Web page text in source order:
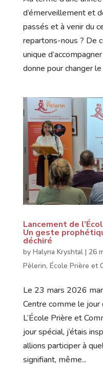
d’émerveillement et
passés et à venir du
repartons-nous ? De
unique
donne pour changer le
Lancement de
Un geste
déchiré
by Halyna Kryshtal| 26
Pèlerin, École Prière et
Le 23 mars 2026
Centre comme le
L’École Prière et
jour spécial, j’étais
allions participer à
signifiant, même...